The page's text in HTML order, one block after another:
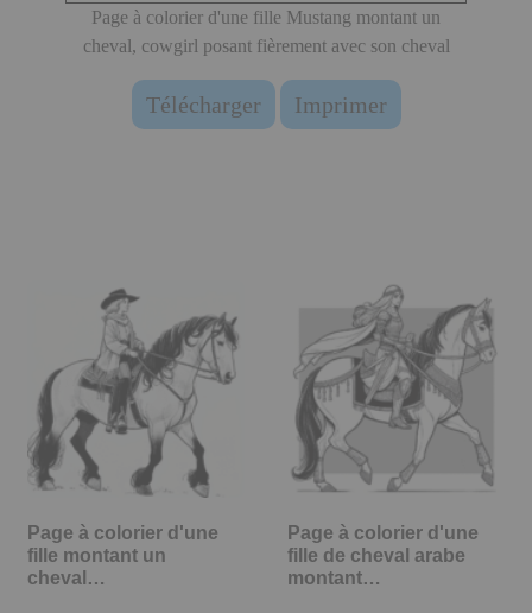
Page à colorier d'une fille Mustang montant un
cheval, cowgirl posant fièrement avec son cheval
Télécharger Imprimer
Page à colorier d'une
fille montant un
cheval…
Page à colorier d'une
fille de cheval arabe
montant…